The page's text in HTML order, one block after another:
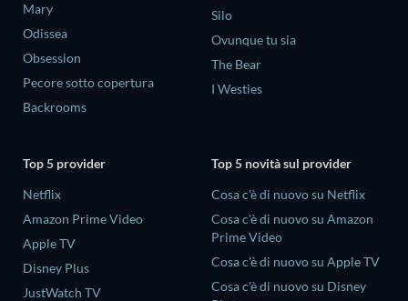
Mary
Odissea
Obsession
Pecore sotto copertura
Backrooms
Silo
Ovunque tu sia
The Bear
I Westies
Top 5 provider
Netflix
Amazon Prime Video
Apple TV
Disney Plus
JustWatch TV
Top 5 novità sul provider
Cosa c'è di nuovo su Netflix
Cosa c'è di nuovo su Amazon
Prime Video
Cosa c'è di nuovo su Apple TV
Cosa c'è di nuovo su Disney